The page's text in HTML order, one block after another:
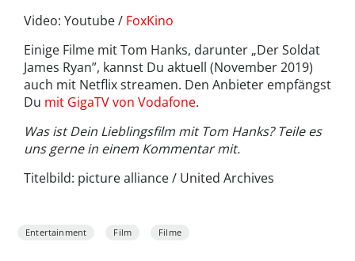
Video: Youtube / FoxKino
Einige Filme mit Tom Hanks, darunter „Der Soldat
James Ryan”, kannst Du aktuell (November 2019)
auch mit Netflix streamen. Den Anbieter empfängst
Du mit GigaTV von Vodafone.
Was ist Dein Lieblingsfilm mit Tom Hanks? Teile es
uns gerne in einem Kommentar mit.
Titelbild: picture alliance / United Archives
Entertainment Film Filme